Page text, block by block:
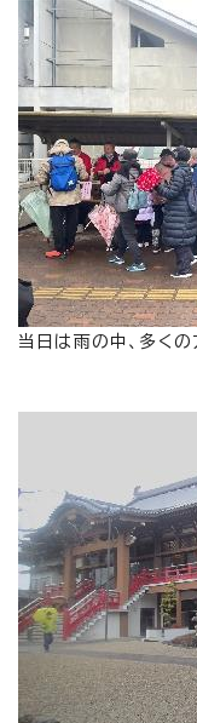
当日は雨の中、多く